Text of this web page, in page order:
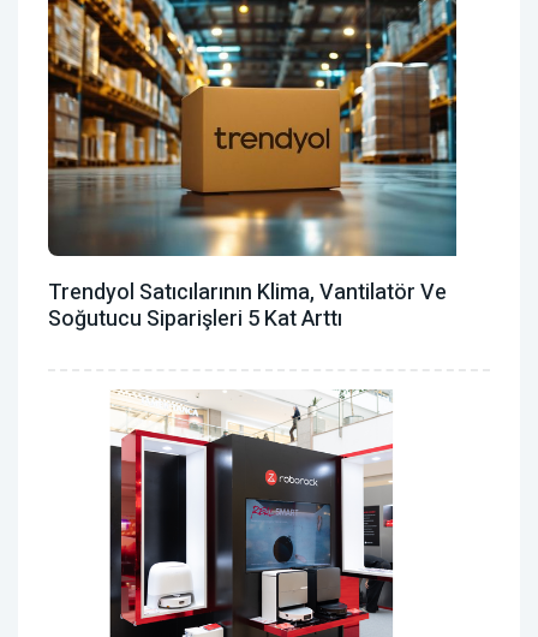
Trendyol Satıcılarının Klima, Vantilatör ‎ve
Soğutucu Siparişleri 5 Kat Arttı